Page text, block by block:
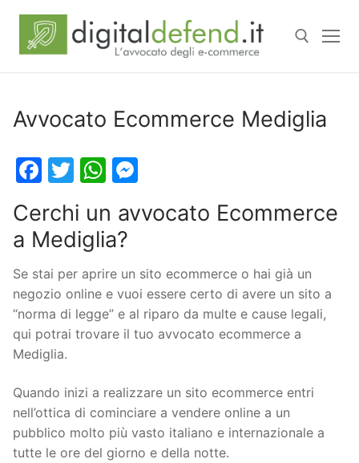
Avvocato Ecommerce Mediglia
Facebook
TwitterWhatsApp
Cerchi un avvocato Ecommerce
a Mediglia?
Se stai per aprire un sito ecommerce o hai già un
negozio online e vuoi essere certo di avere un sito a
“norma di legge” e al riparo da multe e cause legali,
qui potrai trovare il tuo avvocato ecommerce a
Mediglia.
Quando inizi a realizzare un sito ecommerce entri
nell’ottica di cominciare a vendere online a un
pubblico molto più vasto italiano e internazionale a
tutte le ore del giorno e della notte.